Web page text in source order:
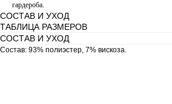
гардероба.
СОСТАВ И УХОД
ТАБЛИЦА РАЗМЕРОВ
СОСТАВ И УХОД
Состав: 93% полиэстер, 7% вискоза.